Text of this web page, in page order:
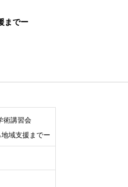
までー
術講習会
域支援までー